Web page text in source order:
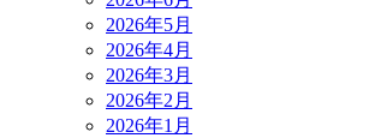
2026年5月
2026年4月
2026年3月
2026年2月
2026年1月